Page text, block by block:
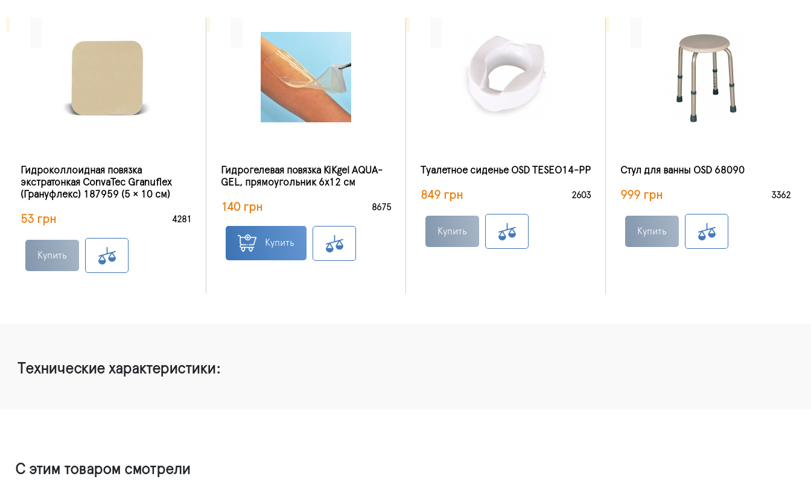
Гидроколлоидная повязка
экстратонкая ConvaTec Granuflex
(Грануфлекс) 187959 (5 × 10 см)
53 грн 4281
Купить
Гидрогелевая повязка KiKgеl AQUA-
GEL, прямоугольник 6х12 см
140 грн 8675
Купить
Туалетное сиденье OSD TESEO14-PP
849 грн 2603
Купить
Стул для ванны OSD 68090
999 грн 3362
Купить
Технические характеристики:
С этим товаром смотрели